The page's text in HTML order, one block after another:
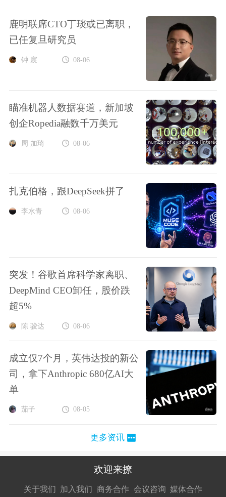
鹿明联席CTO丁琰或已离职，
已任复旦研究员
钟 宸 08-06
瞄准机器人数据赛道，新加坡
创企Ropedia融数千万美元
周 加琦 08-06
扎克伯格，跟DeepSeek拼了
李水青 08-06
突发！谷歌首席科学家离职、
DeepMind CEO卸任，股价跌
超5%
陈 骏达 08-06
成立仅7个月，英伟达投的新公
司，拿下Anthropic 680亿AI大
单
茄子 08-05
更多资讯
欢迎来撩
关于我们 加入我们
接扔简历
商务合作
接开聊
会议咨询 媒体合作
接开聊